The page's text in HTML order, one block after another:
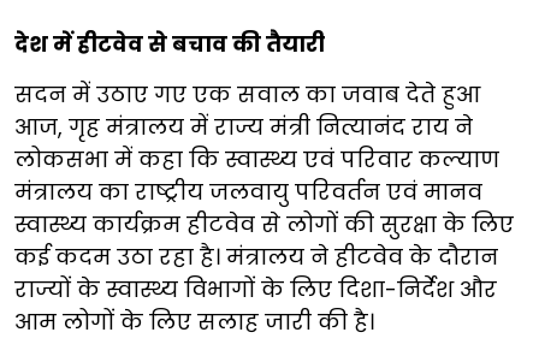
देश में हीटवेव से बचाव की तैयारी
सदन में उठाए गए एक सवाल का जवाब देते हुआ
आज, गृह मंत्रालय में राज्य मंत्री नित्यानंद राय ने
लोकसभा में कहा कि स्वास्थ्य एवं परिवार कल्याण
मंत्रालय का राष्ट्रीय जलवायु परिवर्तन एवं मानव
स्वास्थ्य कार्यक्रम हीटवेव से लोगों की सुरक्षा के लिए
कई कदम उठा रहा है। मंत्रालय ने हीटवेव के दौरान
राज्यों के स्वास्थ्य विभागों के लिए दिशा-निर्देश और
आम लोगों के लिए सलाह जारी की है।